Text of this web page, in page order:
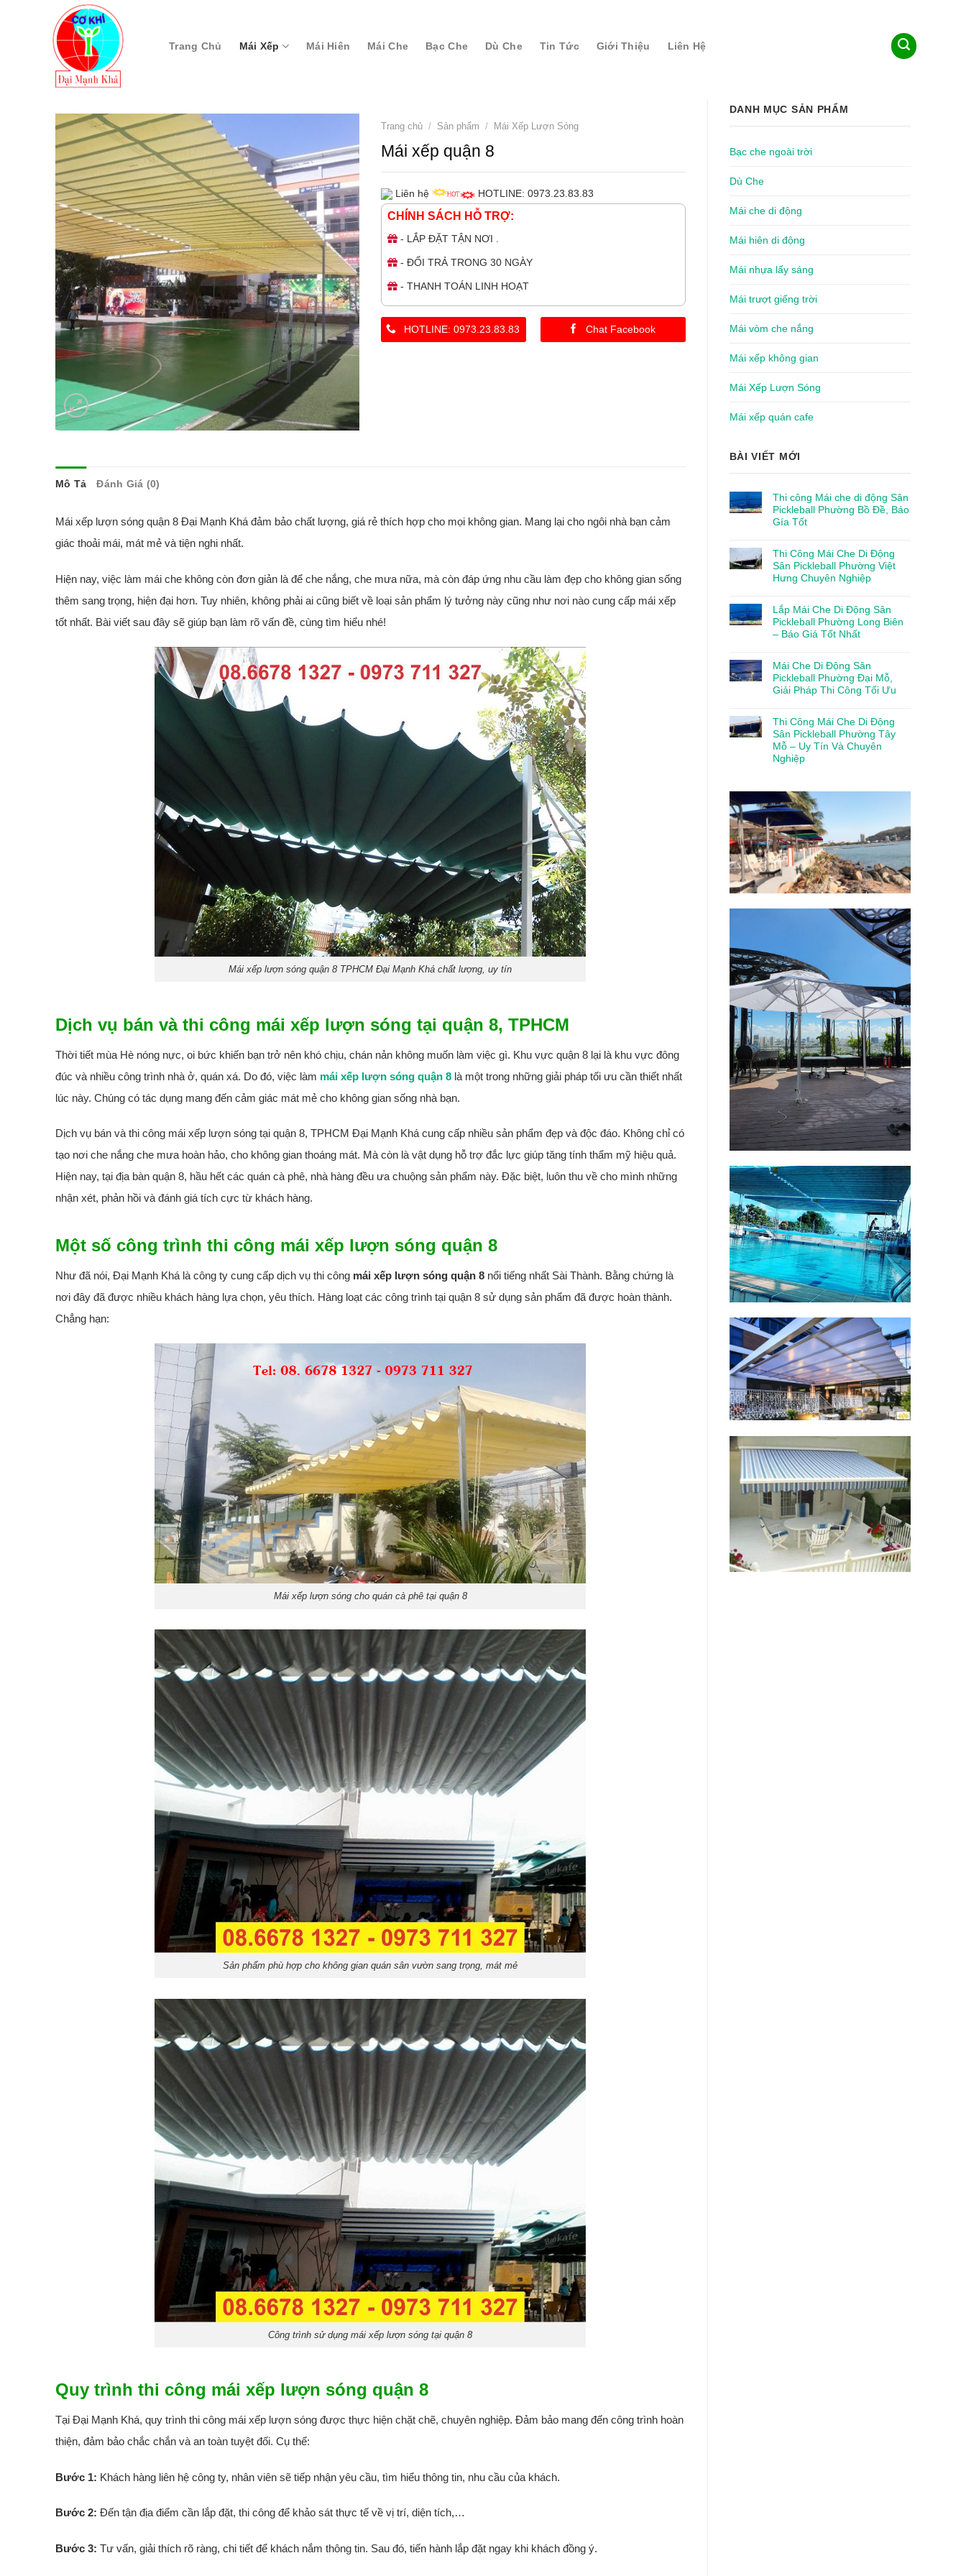
Trang Chủ Mái Xếp Mái Hiên Mái Che Bạc Che Dù Che Tin Tức Giới Thiệu Liên Hệ
DANH MỤC SẢN PHẨM
Bạc che ngoài trời
Dù Che
Mái che di động
Mái hiên di động
Mái nhựa lấy sáng
Mái trượt giếng trời
Mái vòm che nắng
Mái xếp không gian
Mái Xếp Lượn Sóng
Mái xếp quán cafe
BÀI VIẾT MỚI
Thi công Mái che di động Sân
Pickleball Phường Bồ Đề, Báo
Gía Tốt
Thi Công Mái Che Di Động
Sân Pickleball Phường Việt
Hưng Chuyên Nghiệp
Lắp Mái Che Di Động Sân
Pickleball Phường Long Biên
– Báo Giá Tốt Nhất
Mái Che Di Động Sân
Pickleball Phường Đại Mỗ,
Giải Pháp Thi Công Tối Ưu
Thi Công Mái Che Di Động
Sân Pickleball Phường Tây
Mỗ – Uy Tín Và Chuyên
Nghiệp
Trang chủ / Sản phẩm / Mái Xếp Lượn Sóng
Mái xếp quận 8
Liên hệ HOTLINE: 0973.23.83.83
CHÍNH SÁCH HỖ TRỢ:
- LẮP ĐẶT TẬN NƠI .
- ĐỔI TRẢ TRONG 30 NGÀY
- THANH TOÁN LINH HOẠT
HOTLINE: 0973.23.83.83 Chat Facebook
Mô Tả Đánh Giá (0)
Mái xếp lượn sóng quận 8 Đại Mạnh Khá đảm bảo chất lượng, giá rẻ thích hợp cho mọi không gian. Mang lại cho ngôi nhà bạn cảm
giác thoải mái, mát mẻ và tiện nghi nhất.
Hiện nay, việc làm mái che không còn đơn giản là để che nắng, che mưa nữa, mà còn đáp ứng nhu cầu làm đẹp cho không gian sống
thêm sang trọng, hiện đại hơn. Tuy nhiên, không phải ai cũng biết về loại sản phẩm lý tưởng này cũng như nơi nào cung cấp mái xếp
tốt nhất. Bài viết sau đây sẽ giúp bạn làm rõ vấn đề, cùng tìm hiểu nhé!
Mái xếp lượn sóng quận 8 TPHCM Đại Mạnh Khá chất lượng, uy tín
Dịch vụ bán và thi công mái xếp lượn sóng tại quận 8, TPHCM
Thời tiết mùa Hè nóng nực, oi bức khiến bạn trở nên khó chịu, chán nản không muốn làm việc gì. Khu vực quận 8 lại là khu vực đông
đúc và nhiều công trình nhà ở, quán xá. Do đó, việc làm mái xếp lượn sóng quận 8 là một trong những giải pháp tối ưu cần thiết nhất
lúc này. Chúng có tác dụng mang đến cảm giác mát mẻ cho không gian sống nhà bạn.
Dịch vụ bán và thi công mái xếp lượn sóng tại quận 8, TPHCM Đại Mạnh Khá cung cấp nhiều sản phẩm đẹp và độc đáo. Không chỉ có
tạo nơi che nắng che mưa hoàn hảo, cho không gian thoáng mát. Mà còn là vật dụng hỗ trợ đắc lực giúp tăng tính thẩm mỹ hiệu quả.
Hiện nay, tại địa bàn quận 8, hầu hết các quán cà phê, nhà hàng đều ưa chuộng sản phẩm này. Đặc biệt, luôn thu về cho mình những
nhận xét, phản hồi và đánh giá tích cực từ khách hàng.
Một số công trình thi công mái xếp lượn sóng quận 8
Như đã nói, Đại Mạnh Khá là công ty cung cấp dịch vụ thi công mái xếp lượn sóng quận 8 nổi tiếng nhất Sài Thành. Bằng chứng là
nơi đây đã được nhiều khách hàng lựa chọn, yêu thích. Hàng loạt các công trình tại quận 8 sử dụng sản phẩm đã được hoàn thành.
Chẳng hạn:
Mái xếp lượn sóng cho quán cà phê tại quận 8
Sản phẩm phù hợp cho không gian quán sân vườn sang trọng, mát mẻ
Công trình sử dụng mái xếp lượn sóng tại quận 8
Quy trình thi công mái xếp lượn sóng quận 8
Tại Đại Mạnh Khá, quy trình thi công mái xếp lượn sóng được thực hiện chặt chẽ, chuyên nghiệp. Đảm bảo mang đến công trình hoàn
thiện, đảm bảo chắc chắn và an toàn tuyệt đối. Cụ thể:
Bước 1: Khách hàng liên hệ công ty, nhân viên sẽ tiếp nhận yêu cầu, tìm hiểu thông tin, nhu cầu của khách.
Bước 2: Đến tận địa điểm cần lắp đặt, thi công để khảo sát thực tế về vị trí, diện tích,…
Bước 3: Tư vấn, giải thích rõ ràng, chi tiết để khách nắm thông tin. Sau đó, tiến hành lắp đặt ngay khi khách đồng ý.